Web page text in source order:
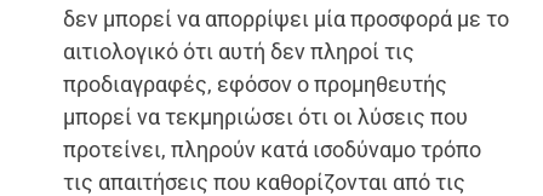
δεν μπορεί να απορρίψει μία προσφορά με το
αιτιολογικό ότι αυτή δεν πληροί τις
προδιαγραφές, εφόσον ο προμηθευτής
μπορεί να τεκμηριώσει ότι οι λύσεις που
προτείνει, πληρούν κατά ισοδύναμο τρόπο
τις απαιτήσεις που καθορίζονται από τις